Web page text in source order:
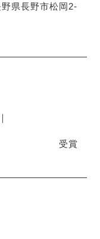
県長野市松岡2-
受賞